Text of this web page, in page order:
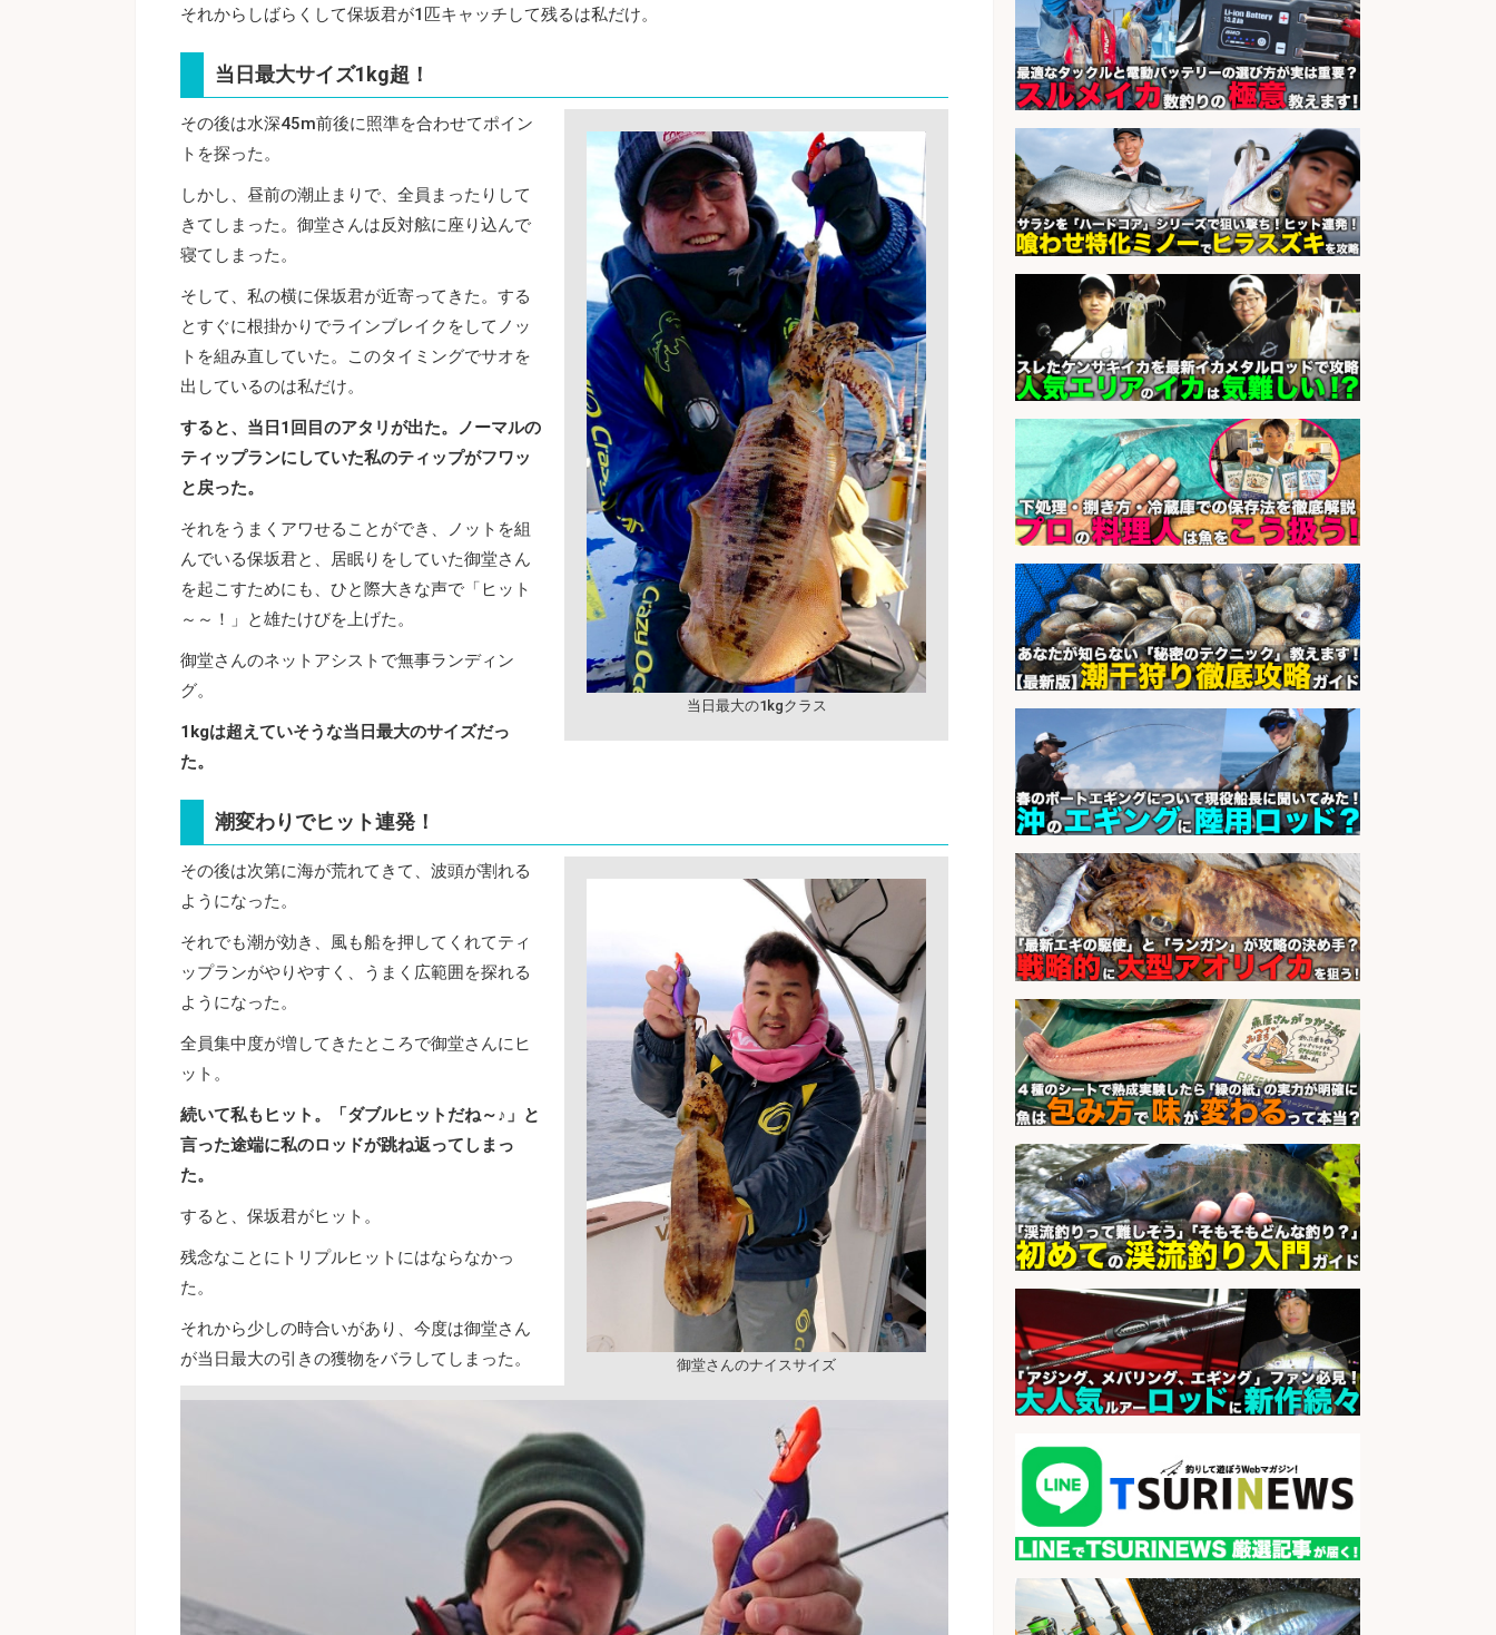
それからしばらくして保坂君が1匹キャッチして残るは私だけ。
当日最大サイズ1kg超！
当日最大の1kgクラス
その後は水深45m前後に照準を合わせてポイン
トを探った。
しかし、昼前の潮止まりで、全員まったりして
きてしまった。御堂さんは反対舷に座り込んで
寝てしまった。
そして、私の横に保坂君が近寄ってきた。する
とすぐに根掛かりでラインブレイクをしてノッ
トを組み直していた。このタイミングでサオを
出しているのは私だけ。
すると、当日1回目のアタリが出た。ノーマルの
ティップランにしていた私のティップがフワッ
と戻った。
それをうまくアワせることができ、ノットを組
んでいる保坂君と、居眠りをしていた御堂さん
を起こすためにも、ひと際大きな声で「ヒット
～～！」と雄たけびを上げた。
御堂さんのネットアシストで無事ランディン
グ。
1kgは超えていそうな当日最大のサイズだっ
た。
潮変わりでヒット連発！
御堂さんのナイスサイズ
その後は次第に海が荒れてきて、波頭が割れる
ようになった。
それでも潮が効き、風も船を押してくれてティ
ップランがやりやすく、うまく広範囲を探れる
ようになった。
全員集中度が増してきたところで御堂さんにヒ
ット。
続いて私もヒット。「ダブルヒットだね～♪」と
言った途端に私のロッドが跳ね返ってしまっ
た。
すると、保坂君がヒット。
残念なことにトリプルヒットにはならなかっ
た。
それから少しの時合いがあり、今度は御堂さん
が当日最大の引きの獲物をバラしてしまった。
日払いOKで即日収入/軽作業・物流
その他/「9月末までの短期」釣り具
のピッキング作業など/残業少なめ/
日勤&土日休み/未経験OK!
UTエージェント株式会社 関西第
二CU
sponsored by 求人ボックス
営業事務/「大津市」「時給1,300
円」小野駅徒歩6分/釣り具メーカー
の物流事務・営業アシスタント/残
業なし×土日祝休み×大型連休あり/
滋賀県/大津市
会社名 株式会社ホットスタッフ滋賀
sponsored by 求人ボックス
日払いOKで即日収入/営業事務/「時
給1,425円」沼津市足高エリアの釣
り具メーカーで受注処理・見積作成
の営業事務/マニュアル完備で未経
験OK・服装髪色ネイル自由&土日祝
休み/静岡県/沼津市
会社名
株式会社セイノースタッフサー
ビス
sponsored by 求人ボックス
さらに求人情報を見る